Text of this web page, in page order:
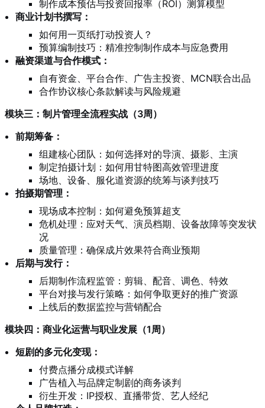
制作成本预估与投资回报率（ROI）测算模型
商业计划书撰写：
如何用一页纸打动投资人？
预算编制技巧：精准控制制作成本与应急费用
融资渠道与合作模式：
自有资金、平台合作、广告主投资、MCN联合出品
合作协议核心条款解读与风险规避
模块三：制片管理全流程实战（3周）
前期筹备：
组建核心团队：如何选择对的导演、摄影、主演
制定拍摄计划：如何用甘特图高效管理进度
场地、设备、服化道资源的统筹与谈判技巧
拍摄期管理：
现场成本控制：如何避免预算超支
危机处理：应对天气、演员档期、设备故障等突发状
况
质量管理：确保成片效果符合商业预期
后期与发行：
后期制作流程监管：剪辑、配音、调色、特效
平台对接与发行策略：如何争取更好的推广资源
上线后的数据监控与营销配合
模块四：商业化运营与职业发展（1周）
短剧的多元化变现：
付费点播分成模式详解
广告植入与品牌定制剧的商务谈判
衍生开发：IP授权、直播带货、艺人经纪